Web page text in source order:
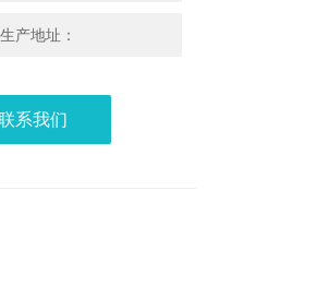
生产地址：
系我们